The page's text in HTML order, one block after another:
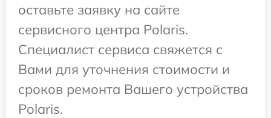
оставьте заявку на сайте
сервисного центра Polaris.
Специалист сервиса свяжется с
Вами для уточнения стоимости и
сроков ремонта Вашего устройства
Polaris.